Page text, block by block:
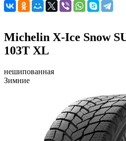
Michelin X-Ice Snow
103T XL
нешипованная
Зимние